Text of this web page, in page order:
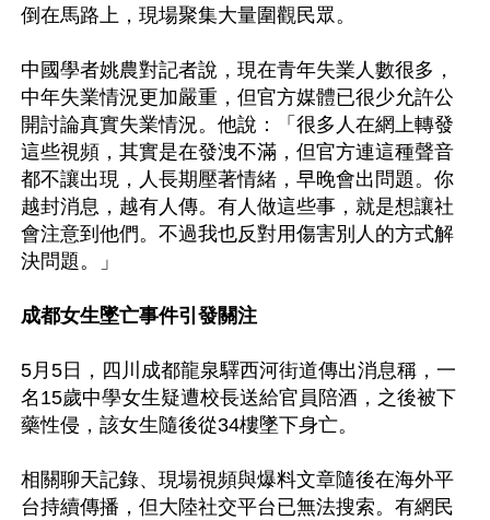
倒在馬路上，現場聚集大量圍觀民眾。
中國學者姚農對記者說，現在青年失業人數很多，
中年失業情況更加嚴重，但官方媒體已很少允許公
開討論真實失業情況。他說：「很多人在網上轉發
這些視頻，其實是在發洩不滿，但官方連這種聲音
都不讓出現，人長期壓著情緒，早晚會出問題。你
越封消息，越有人傳。有人做這些事，就是想讓社
會注意到他們。不過我也反對用傷害別人的方式解
決問題。」
成都女生墜亡事件引發關注
5月5日，四川成都龍泉驛西河街道傳出消息稱，一
名15歲中學女生疑遭校長送給官員陪酒，之後被下
藥性侵，該女生隨後從34樓墜下身亡。
相關聊天記錄、現場視頻與爆料文章隨後在海外平
台持續傳播，但大陸社交平台已無法搜索。有網民